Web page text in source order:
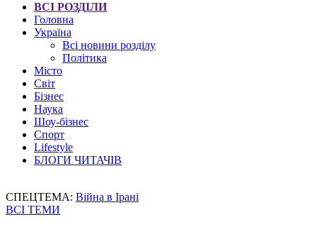
ВСІ РОЗДІЛИ
Головна
Україна
Всі новини розділу
Політика
Місто
Світ
Бізнес
Наука
Шоу-бізнес
Спорт
Lifestyle
БЛОГИ ЧИТАЧІВ
СПЕЦТЕМА: Війна в Ірані
ВСІ ТЕМИ